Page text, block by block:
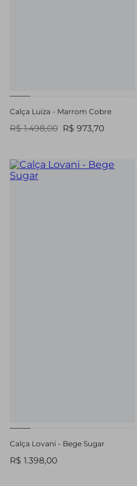
Calça Luiza - Marrom Cobre
R$ 1.498,00 R$ 973,70
Calça Lovani - Bege Sugar
R$ 1.398,00